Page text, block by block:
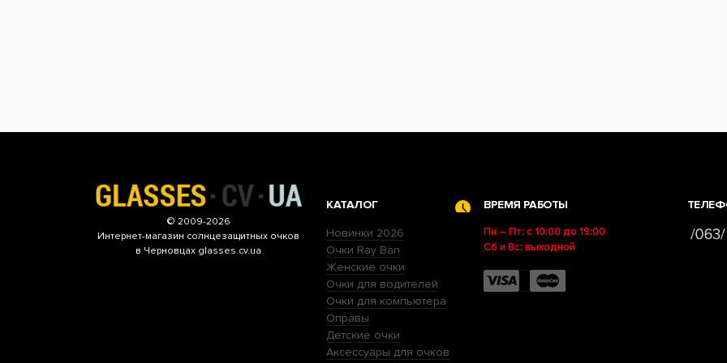
© 2009-2026
Интернет-магазин солнцезащитных очков
в Черновцах glasses.cv.ua
КАТАЛОГ
Новинки 2026
Очки Ray Ban
Женские очки
Очки для водителей
Очки для компьютера
Оправы
Детские очки
Аксессуары для очков
ВРЕМЯ РАБОТЫ
Пн – Пт: с 10:00 до 19:00
Сб и Вс: выходной